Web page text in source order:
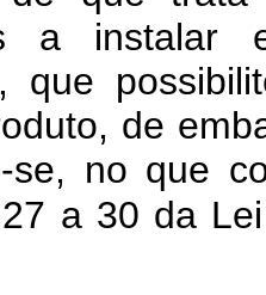
a instalar
que
de
se, no que
a 30 da